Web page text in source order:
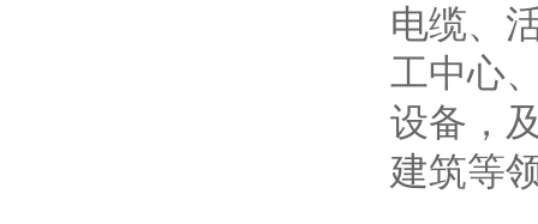
电缆、
工中心
设备，
建筑等